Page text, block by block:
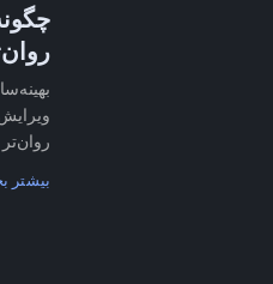
بیشتر